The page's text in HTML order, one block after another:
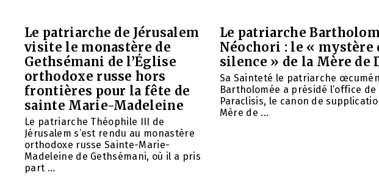
Le patriarche de Jérusalem
visite le monastère de
Gethsémani de l’Église
orthodoxe russe hors
frontières pour la fête de
sainte Marie-Madeleine
Le patriarche Théophile III de
Jérusalem s’est rendu au monastère
orthodoxe russe Sainte-Marie-
Madeleine de Gethsémani, où il a pris
part ...
Le patriarche
Néochori : le « mystère
silence » de la Mère de
Sa Sainteté le patriarche
Bartholomée a présidé l’office de
Paraclisis, le canon de
Mère de ...